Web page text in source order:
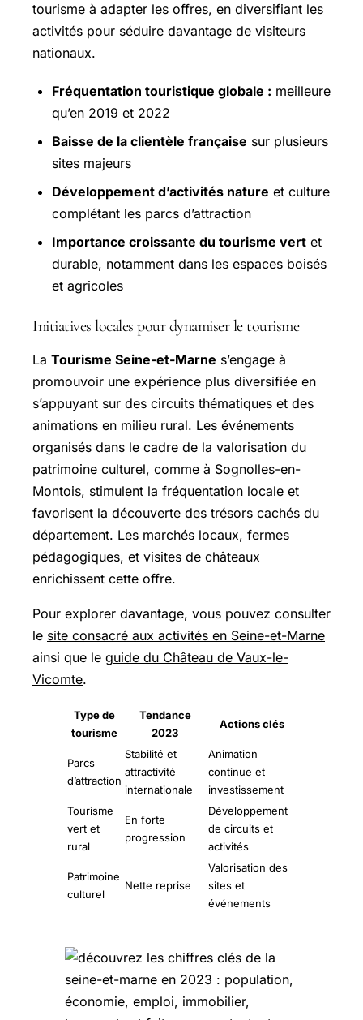
tourisme à adapter les offres, en diversifiant les
activités pour séduire davantage de visiteurs
nationaux.
Fréquentation touristique globale : meilleure
qu’en 2019 et 2022
Baisse de la clientèle française sur plusieurs
sites majeurs
Développement d’activités nature et culture
complétant les parcs d’attraction
Importance croissante du tourisme vert et
durable, notamment dans les espaces boisés
et agricoles
Initiatives locales pour dynamiser le tourisme
La Tourisme Seine-et-Marne s’engage à
promouvoir une expérience plus diversifiée en
s’appuyant sur des circuits thématiques et des
animations en milieu rural. Les événements
organisés dans le cadre de la valorisation du
patrimoine culturel, comme à Sognolles-en-
Montois, stimulent la fréquentation locale et
favorisent la découverte des trésors cachés du
département. Les marchés locaux, fermes
pédagogiques, et visites de châteaux
enrichissent cette offre.
Pour explorer davantage, vous pouvez consulter
le site consacré aux activités en Seine-et-Marne
ainsi que le guide du Château de Vaux-le-
Vicomte.
Type de
tourisme
Tendance
2023
Actions clés
Parcs
d’attraction
Stabilité et
attractivité
internationale
Animation
continue et
investissement
Tourisme
vert et
rural
En forte
progression
Développement
de circuits et
activités
Patrimoine
culturel
Nette reprise
Valorisation des
sites et
événements